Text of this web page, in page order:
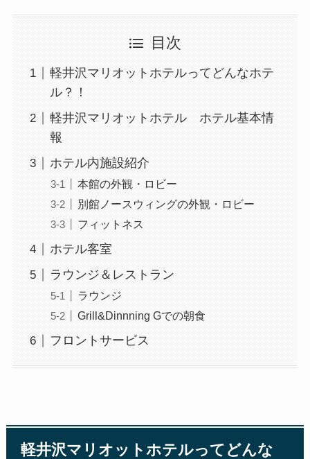
目次
軽井沢マリオットホテルってどんなホテ
ル？！
軽井沢マリオットホテル ホテル基本情
報
ホテル内施設紹介
本館の外観・ロビー
別館ノースウィングの外観・ロビー
フィットネス
ホテル客室
ラウンジ＆レストラン
ラウンジ
Grill&Dinnning Gでの朝食
フロントサービス
軽井沢マリオットホテルってどんな